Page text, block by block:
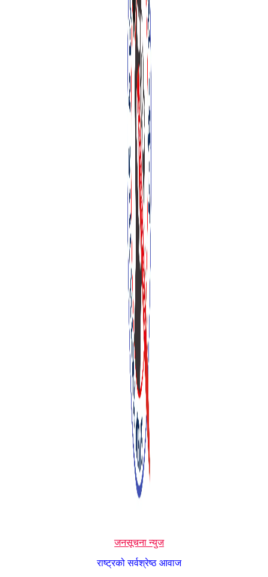
जनसूचना न्युज
राष्ट्रको सर्वश्रेष्ठ आवाज